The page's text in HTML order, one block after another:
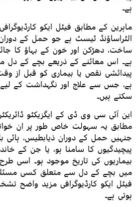
ہے۔
ماہرین کے مطابق فیٹل ایکو
الٹراساؤنڈ ٹیسٹ ہے جو حمل کے
ساخت، دھڑکن اور خون کے بہاؤ کا
ہے۔ اس معائنے کے ذریعے بچے کے
پیدائشی نقص یا بیماری کو قبل از
ہے، جس سے علاج اور نگہداشت کے
سکتے ہیں۔
این آئی سی وی ڈی کے ایگزیکٹو
مطابق یہ سہولت خاص طور پر ان
جنہیں حمل کے دوران ذیابطیس، ہائی
پیچیدگیوں کا سامنا ہو، یا جن کے
بیماریوں کی تاریخ موجود ہو۔ اسی طرح
میں بچے کے دل سے متعلق کسی
فیٹل ایکو کارڈیوگرافی مزید واضح
ہوتی ہے۔